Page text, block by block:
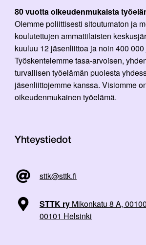
80 vuotta oikeudenmukaista
Olemme poliittisesti sitoutumaton ja
koulutettujen ammattilaisten
kuuluu 12 jäsenliittoa ja noin 400 000
Työskentelemme tasa-arvoisen,
turvallisen työelämän puolesta
jäsenliittojemme kanssa. Visiomme
oikeudenmukainen työelämä.
Yhteystiedot
sttk@sttk.fi
STTK ry Mikonkatu 8 A,
00101 Helsinki